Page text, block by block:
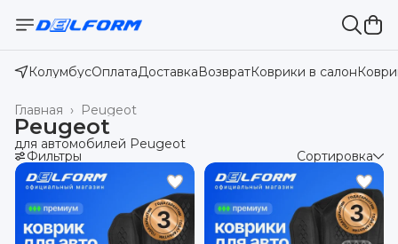
КолумбусОплатаДоставкаВозвратКоврики в салон
Peugeot
Главная ›
Peugeot
для автомобилей Peugeot
Фильтры Сортировка